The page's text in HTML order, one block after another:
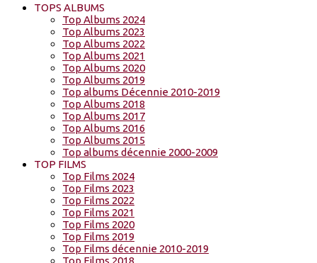
TOPS ALBUMS
Top Albums 2024
Top Albums 2023
Top Albums 2022
Top Albums 2021
Top Albums 2020
Top Albums 2019
Top albums Décennie 2010-2019
Top Albums 2018
Top Albums 2017
Top Albums 2016
Top Albums 2015
Top albums décennie 2000-2009
TOP FILMS
Top Films 2024
Top Films 2023
Top Films 2022
Top Films 2021
Top Films 2020
Top Films 2019
Top Films décennie 2010-2019
Top Films 2018